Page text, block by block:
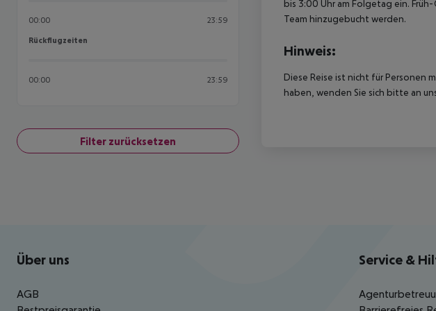
00:00 23:59
Rückflugzeiten
Rückflugzeiten
00:00 23:59
Filter zurücksetzen
bis 3:00 Uhr am Folgetag ein.
Team hinzugebucht werden.
Hinweis:
Diese Reise ist nicht für Personen
haben, wenden Sie sich bitte an
Footer navigation
Über uns
AGB
Service &